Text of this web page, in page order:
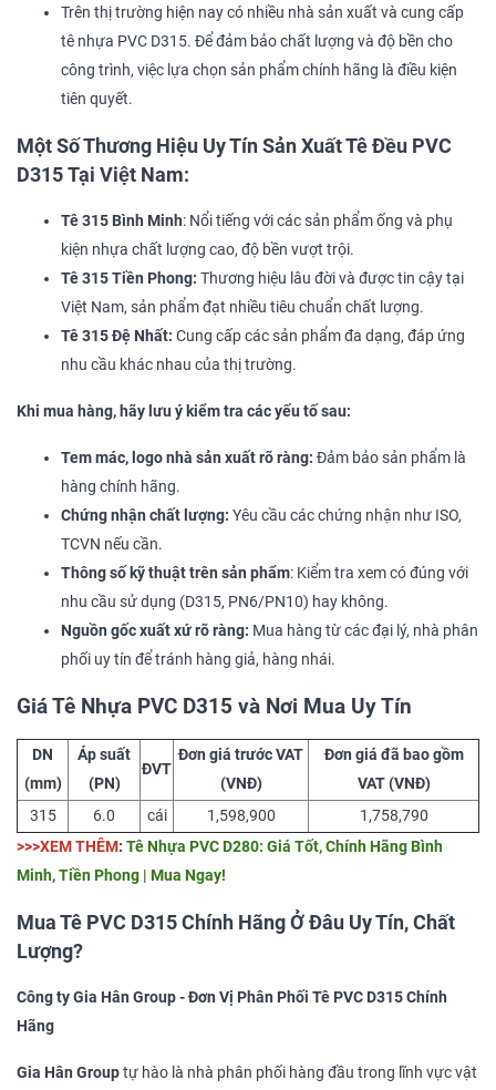
Trên thị trường hiện nay có nhiều nhà sản xuất và cung cấp
tê nhựa PVC D315. Để đảm bảo chất lượng và độ bền cho
công trình, việc lựa chọn sản phẩm chính hãng là điều kiện
tiên quyết.
Một Số Thương Hiệu Uy Tín Sản Xuất Tê Đều PVC
D315 Tại Việt Nam:
Tê 315 Bình Minh: Nổi tiếng với các sản phẩm ống và phụ
kiện nhựa chất lượng cao, độ bền vượt trội.
Tê 315 Tiền Phong: Thương hiệu lâu đời và được tin cậy tại
Việt Nam, sản phẩm đạt nhiều tiêu chuẩn chất lượng.
Tê 315 Đệ Nhất: Cung cấp các sản phẩm đa dạng, đáp ứng
nhu cầu khác nhau của thị trường.
Khi mua hàng, hãy lưu ý kiểm tra các yếu tố sau:
Tem mác, logo nhà sản xuất rõ ràng: Đảm bảo sản phẩm là
hàng chính hãng.
Chứng nhận chất lượng: Yêu cầu các chứng nhận như ISO,
TCVN nếu cần.
Thông số kỹ thuật trên sản phẩm: Kiểm tra xem có đúng với
nhu cầu sử dụng (D315, PN6/PN10) hay không.
Nguồn gốc xuất xứ rõ ràng: Mua hàng từ các đại lý, nhà phân
phối uy tín để tránh hàng giả, hàng nhái.
Giá Tê Nhựa PVC D315 và Nơi Mua Uy Tín
DN
(mm)
Áp suất
(PN)
ĐVT
Đơn giá trước VAT
(VNĐ)
Đơn giá đã bao gồm
VAT (VNĐ)
315
6.0 cái 1,598,900
1,758,790
>>>XEM THÊM: Tê Nhựa PVC D280: Giá Tốt, Chính Hãng Bình
Minh, Tiền Phong | Mua Ngay!
Mua Tê PVC D315 Chính Hãng Ở Đâu Uy Tín, Chất
Lượng?
Công ty Gia Hân Group - Đơn Vị Phân Phối Tê PVC D315 Chính
Hãng
Gia Hân Grouptự hào là nhà phân phối hàng đầu trong lĩnh vực vật